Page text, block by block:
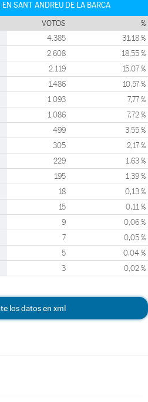
SANT ANDREU DE LA BARCA
VOTOS %
4.385 31,18 %
2.608 18,55 %
2.119 15,07 %
1.486 10,57 %
1.093 7,77 %
1.086 7,72 %
499 3,55 %
305 2,17 %
229 1,63 %
195 1,39 %
18 0,13 %
15 0,11 %
9 0,06 %
7 0,05 %
5 0,04 %
3 0,02 %
los datos en xml